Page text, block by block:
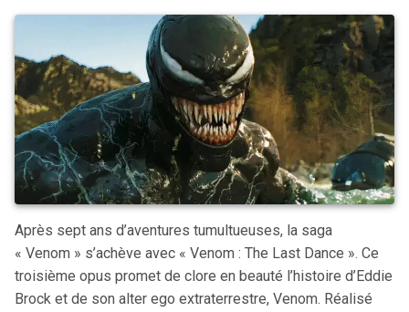
Après sept ans d’aventures tumultueuses, la saga
« Venom » s’achève avec « Venom : The Last Dance ». Ce
troisième opus promet de clore en beauté l’histoire d’Eddie
Brock et de son alter ego extraterrestre, Venom. Réalisé